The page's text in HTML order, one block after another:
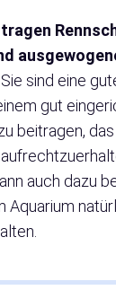
. Sie sind eine
gut
beitragen,
auch dazu
Aquarium